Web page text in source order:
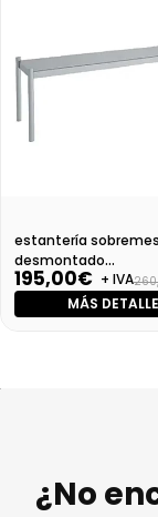
estantería
desmontado
Dim:1100X350X400
195,00€ + IVA
MÁS
¿No